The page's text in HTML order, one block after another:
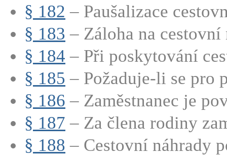
§ 182 – Paušalizace
§ 183 – Záloha na cestovní
§ 184 – Při poskytování
§ 185 – Požaduje-li se pro
§ 186 – Zaměstnanec je
§ 187 – Za člena rodiny
§ 188 – Cestovní náhrady